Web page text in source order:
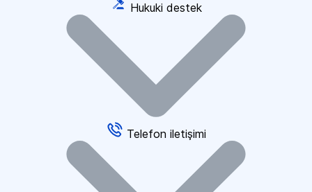
Hukuki destek
Telefon iletişimi